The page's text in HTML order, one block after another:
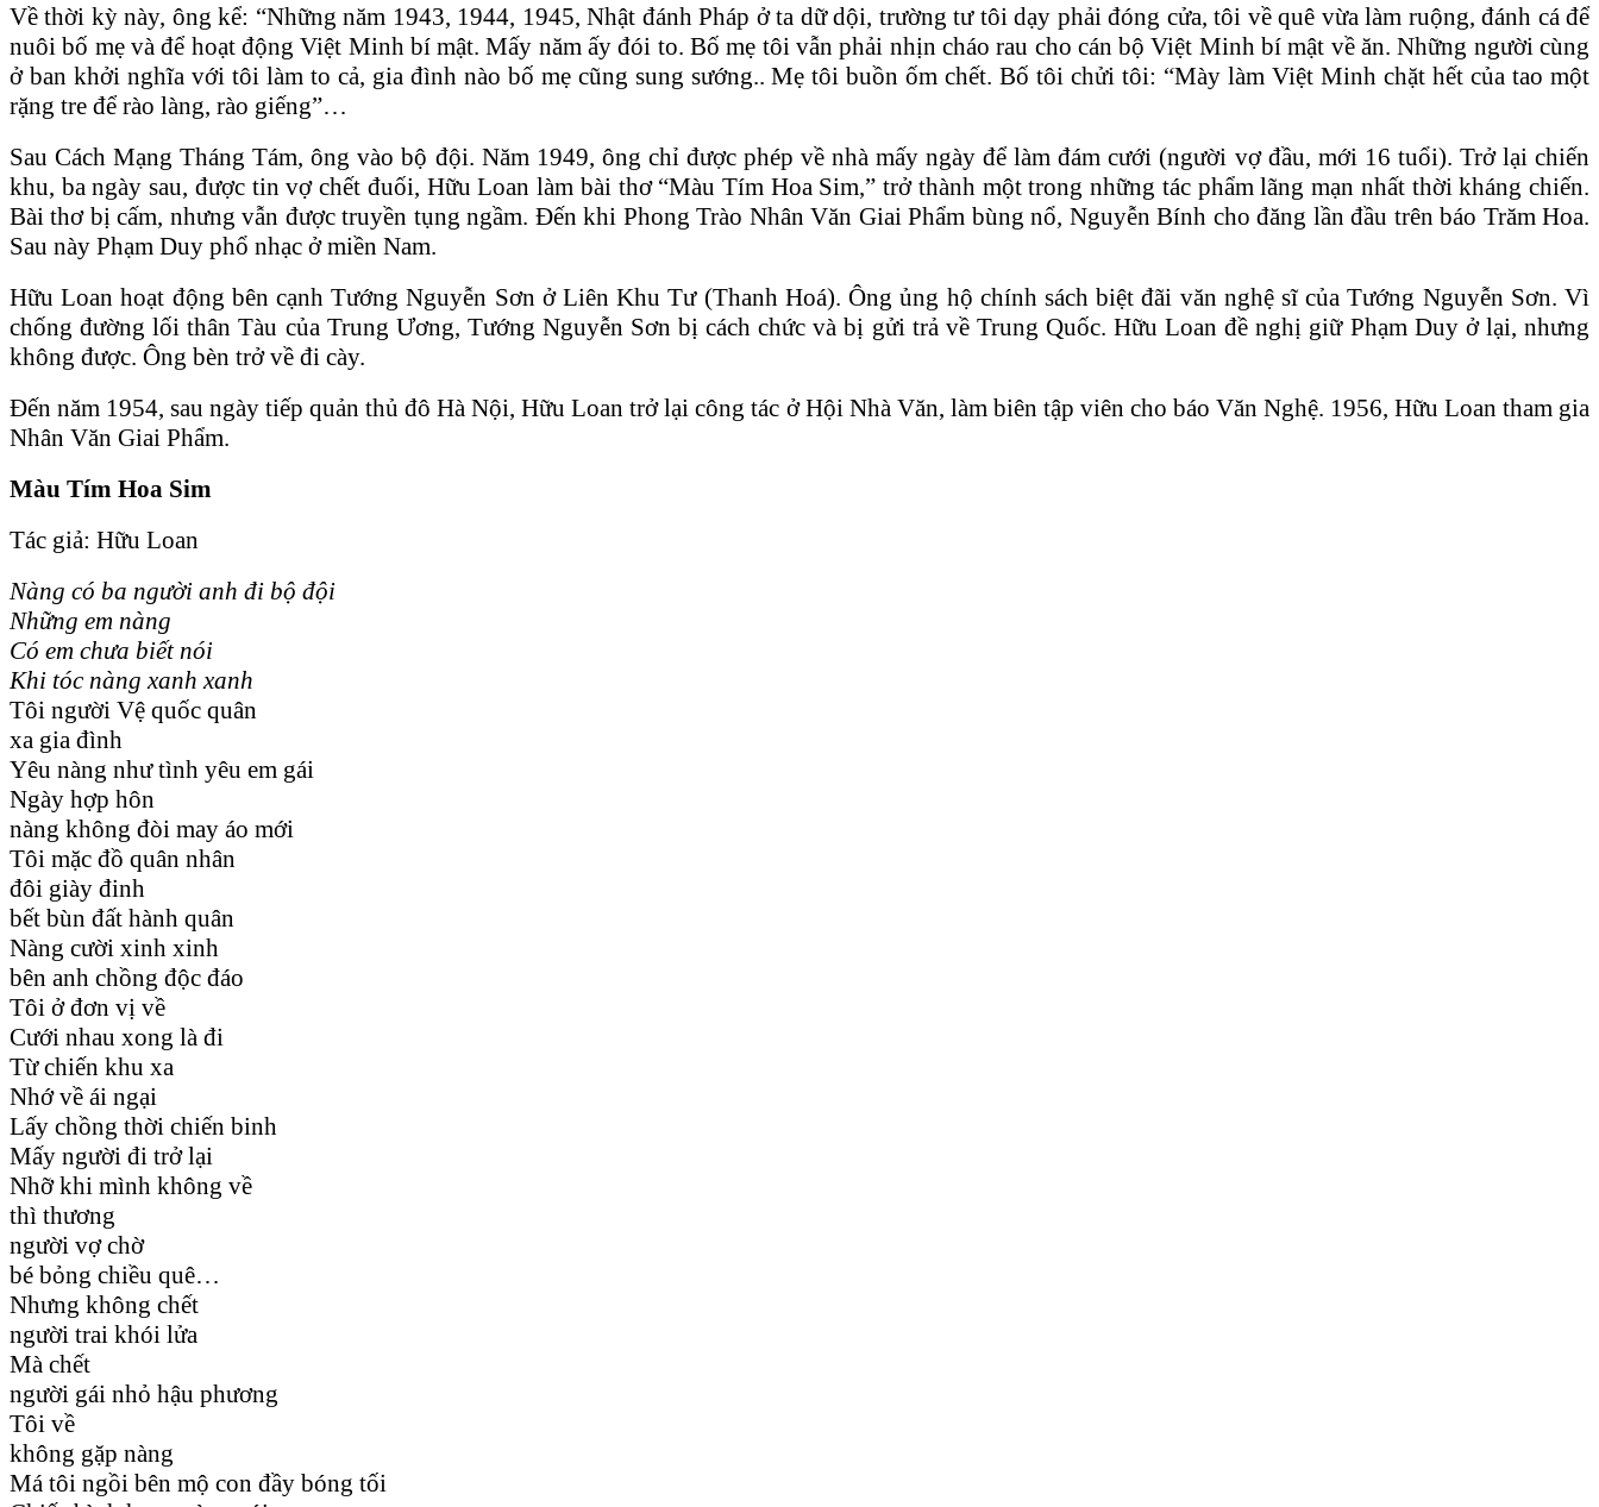
Về thời kỳ này, ông kể: “Những năm 1943, 1944, 1945, Nhật đánh Pháp ở ta dữ dội, trường tư tôi dạy phải đóng cửa, tôi về quê vừa làm ruộng, đánh cá để
nuôi bố mẹ và để hoạt động Việt Minh bí mật. Mấy năm ấy đói to. Bố mẹ tôi vẫn phải nhịn cháo rau cho cán bộ Việt Minh bí mật về ăn. Những người cùng
ở ban khởi nghĩa với tôi làm to cả, gia đình nào bố mẹ cũng sung sướng.. Mẹ tôi buồn ốm chết. Bố tôi chửi tôi: “Mày làm Việt Minh chặt hết của tao một
rặng tre để rào làng, rào giếng”…
Sau Cách Mạng Tháng Tám, ông vào bộ đội. Năm 1949, ông chỉ được phép về nhà mấy ngày để làm đám cưới (người vợ đầu, mới 16 tuổi). Trở lại chiến
khu, ba ngày sau, được tin vợ chết đuối, Hữu Loan làm bài thơ “Màu Tím Hoa Sim,” trở thành một trong những tác phẩm lãng mạn nhất thời kháng chiến.
Bài thơ bị cấm, nhưng vẫn được truyền tụng ngầm. Đến khi Phong Trào Nhân Văn Giai Phẩm bùng nổ, Nguyễn Bính cho đăng lần đầu trên báo Trăm Hoa.
Sau này Phạm Duy phổ nhạc ở miền Nam.
Hữu Loan hoạt động bên cạnh Tướng Nguyễn Sơn ở Liên Khu Tư (Thanh Hoá). Ông ủng hộ chính sách biệt đãi văn nghệ sĩ của Tướng Nguyễn Sơn. Vì
chống đường lối thân Tàu của Trung Ương, Tướng Nguyễn Sơn bị cách chức và bị gửi trả về Trung Quốc. Hữu Loan đề nghị giữ Phạm Duy ở lại, nhưng
không được. Ông bèn trở về đi cày.
Đến năm 1954, sau ngày tiếp quản thủ đô Hà Nội, Hữu Loan trở lại công tác ở Hội Nhà Văn, làm biên tập viên cho báo Văn Nghệ. 1956, Hữu Loan tham gia
Nhân Văn Giai Phẩm.
Màu Tím Hoa Sim
Tác giả: Hữu Loan
Nàng có ba người anh đi bộ đội
Những em nàng
Có em chưa biết nói
Khi tóc nàng xanh xanh
Tôi người Vệ quốc quân
xa gia đình
Yêu nàng như tình yêu em gái
Ngày hợp hôn
nàng không đòi may áo mới
Tôi mặc đồ quân nhân
đôi giày đinh
bết bùn đất hành quân
Nàng cười xinh xinh
bên anh chồng độc đáo
Tôi ở đơn vị về
Cưới nhau xong là đi
Từ chiến khu xa
Nhớ về ái ngại
Lấy chồng thời chiến binh
Mấy người đi trở lại
Nhỡ khi mình không về
thì thương
người vợ chờ
bé bỏng chiều quê…
Nhưng không chết
người trai khói lửa
Mà chết
người gái nhỏ hậu phương
Tôi về
không gặp nàng
Má tôi ngồi bên mộ con đầy bóng tối